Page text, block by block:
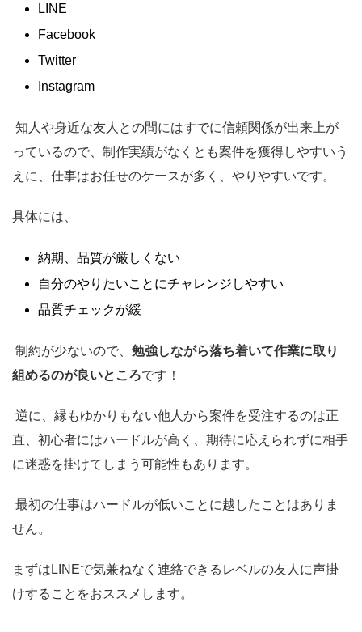
LINE
Facebook
Twitter
Instagram
知人や身近な友人との間にはすでに信頼関係が出来上が
っているので、制作実績がなくとも案件を獲得しやすいう
えに、仕事はお任せのケースが多く、やりやすいです。
具体には、
納期、品質が厳しくない
自分のやりたいことにチャレンジしやすい
品質チェックが緩
制約が少ないので、 勉強しながら落ち着いて作業に取り
組めるのが良いところです！
逆に、縁もゆかりもない他人から案件を受注するのは正
直、初心者にはハードルが高く、期待に応えられずに相手
に迷惑を掛けてしまう可能性もあります。
最初の仕事はハードルが低いことに越したことはありま
せん。
まずはLINEで気兼ねなく連絡できるレベルの友人に声掛
けすることをおススメします。